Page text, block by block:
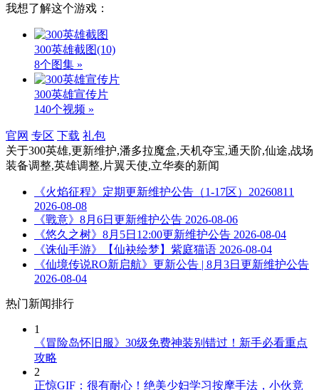
我想了解这个游戏：
300英雄截图(10)
8个图集 »
300英雄宣传片
140个视频 »
官网 专区 下载 礼包
关于300英雄,更新维护,潘多拉魔盒,天机夺宝,通天阶,仙途,战场
装备调整,英雄调整,片翼天使,立华奏的新闻
《火焰征程》定期更新维护公告（1-17区）20260811
2026-08-08
《戰意》8月6日更新维护公告 2026-08-06
《悠久之树》8月5日12:00更新维护公告 2026-08-04
《诛仙手游》【仙袂绘梦】紫庭猫语 2026-08-04
《仙境传说RO新启航》更新公告 | 8月3日更新维护公告
2026-08-04
热门新闻排行
1
《冒险岛怀旧服》30级免费神装别错过！新手必看重点
攻略
2
正惊GIF：很有耐心！绝美少妇学习按摩手法，小伙竟